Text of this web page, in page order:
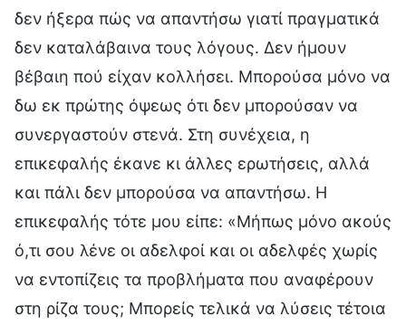
δεν ήξερα πώς να απαντήσω γιατί πραγματικά
δεν καταλάβαινα τους λόγους. Δεν ήμουν
βέβαιη πού είχαν κολλήσει. Μπορούσα μόνο να
δω εκ πρώτης όψεως ότι δεν μπορούσαν να
συνεργαστούν στενά. Στη συνέχεια, η
επικεφαλής έκανε κι άλλες ερωτήσεις, αλλά
και πάλι δεν μπορούσα να απαντήσω. Η
επικεφαλής τότε μου είπε: «Μήπως μόνο ακούς
ό,τι σου λένε οι αδελφοί και οι αδελφές χωρίς
να εντοπίζεις τα προβλήματα που αναφέρουν
στη ρίζα τους; Μπορείς τελικά να λύσεις τέτοια